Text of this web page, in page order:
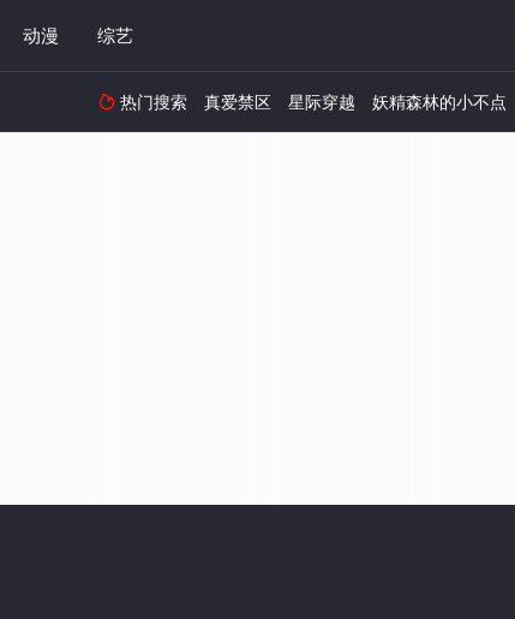
动漫 综艺
 热门搜索 真爱禁区 星际穿越 妖精森林的小不点